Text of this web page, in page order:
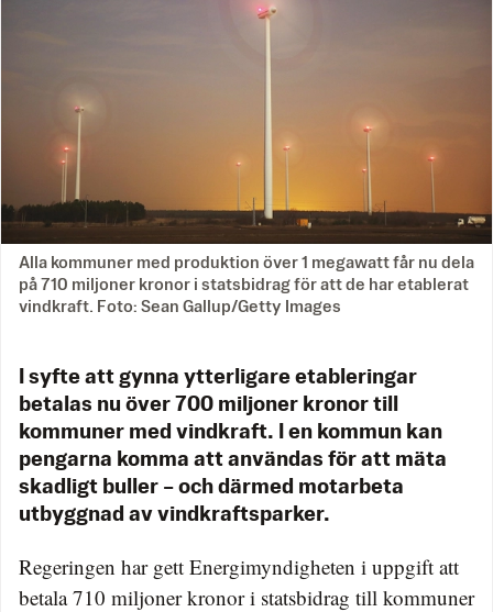
Alla kommuner med produktion över 1 megawatt får nu dela
på 710 miljoner kronor i statsbidrag för att de har etablerat
vindkraft. Foto: Sean Gallup/Getty Images
I syfte att gynna ytterligare etableringar
betalas nu över 700 miljoner kronor till
kommuner med vindkraft. I en kommun kan
pengarna komma att användas för att mäta
skadligt buller – och därmed motarbeta
utbyggnad av vindkraftsparker.
Regeringen har gett Energi­myndigheten i uppgift att
betala 710 miljoner kronor i statsbidrag till kommuner